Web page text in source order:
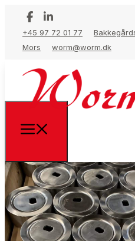
+45 97 72 01 77
Mors
worm@worm.dk